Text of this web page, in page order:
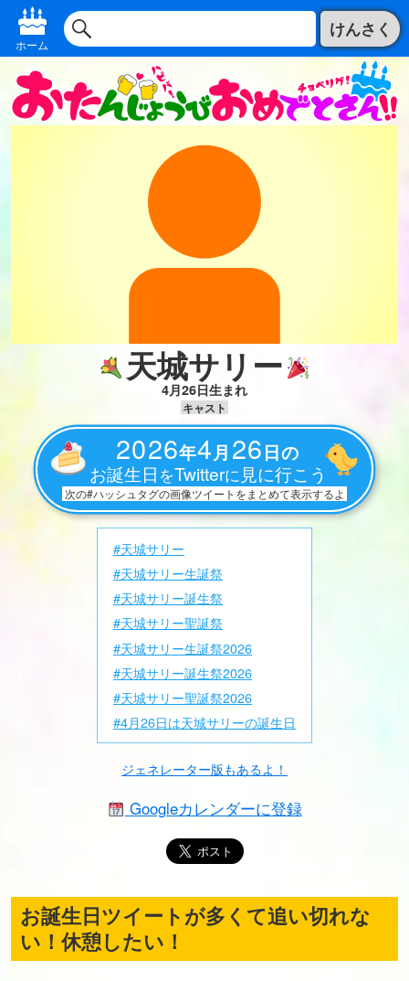
ホーム
けんさく
天城サリー
4月26日生まれ
キャスト
2026年4月 26日の
お誕生日 をTwitterに 見に行こう
次の#ハッシュタグの画像ツイートをまとめて表示するよ
#天城サリー
#天城サリー生誕祭
#天城サリー誕生祭
#天城サリー聖誕祭
#天城サリー生誕祭2026
#天城サリー誕生祭2026
#天城サリー聖誕祭2026
#4月26日は天城サリーの誕生日
ジェネレーター版もあるよ！
Googleカレンダーに登録
お誕生日ツイートが多くて追い切れな
い！休憩したい！